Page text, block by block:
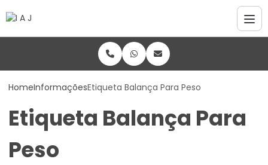
HomeInformaçõesEtiqueta Balança Para Peso
Etiqueta Balança Para
Peso